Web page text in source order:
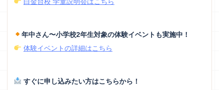
年中さん〜小学校2年生対象の体験イベントも実施中！
体験イベントの詳細はこちら
すぐに申し込みたい方はこちらから！